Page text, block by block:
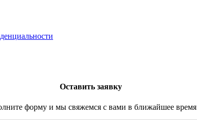
Оставить заявку
форму и мы свяжемся с вами в ближайшее время